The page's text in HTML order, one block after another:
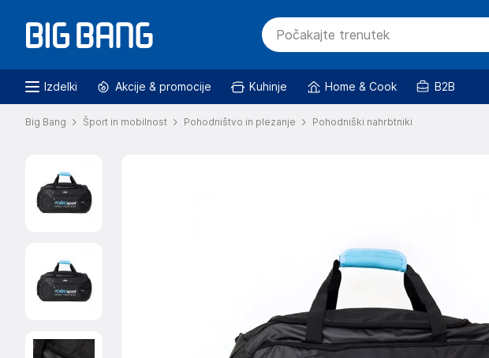
Izdelki Akcije & promocije Kuhinje Home & Cook B2B
Big Bang Šport in mobilnost Pohodništvo in plezanje Pohodniški nahrbtniki